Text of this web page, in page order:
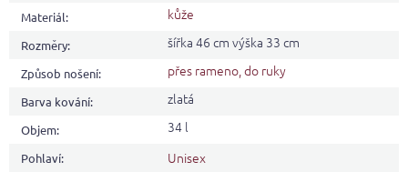
Materiál: kůže
Rozměry: šířka 46 cm výška 33 cm
Způsob nošení: přes rameno, do ruky
Barva kování: zlatá
Objem: 34 l
Pohlaví: Unisex